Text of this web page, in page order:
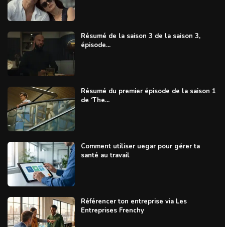
Résumé de la saison 3 de la saison 3,
épisode...
Résumé du premier épisode de la saison 1
de ‘The...
Comment utiliser uegar pour gérer ta
santé au travail
Référencer ton entreprise via Les
Entreprises Frenchy